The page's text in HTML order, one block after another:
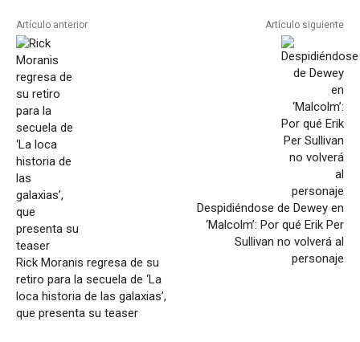
Artículo anterior
Rick Moranis regresa de su
retiro para la secuela de ‘La
loca historia de las galaxias’,
que presenta su teaser
Artículo siguiente
Despidiéndose de Dewey en
‘Malcolm’: Por qué Erik Per
Sullivan no volverá al
personaje